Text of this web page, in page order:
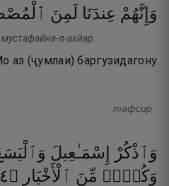
وَإِنَّهُمْ عِندَنَا لَمِنَ
л-ахйар.
аз (ҷумлаи) баргузидагону
тафсир
وَٱذْكُرْ إِسْمَـٰعِيلَ
وَكُلٌّۭ مِّنَ ٱلْأَخْيَارِ ۝